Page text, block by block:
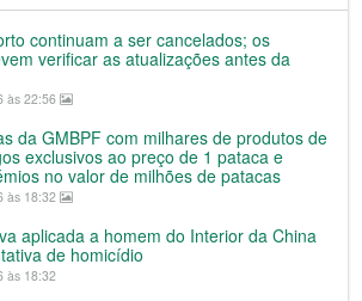
continuam a ser cancelados; os
verificar as atualizações antes da
às 22:56
da GMBPF com milhares de produtos de
exclusivos ao preço de 1 pataca e
no valor de milhões de patacas
às 18:32
aplicada a homem do Interior da China
de homicídio
às 18:32